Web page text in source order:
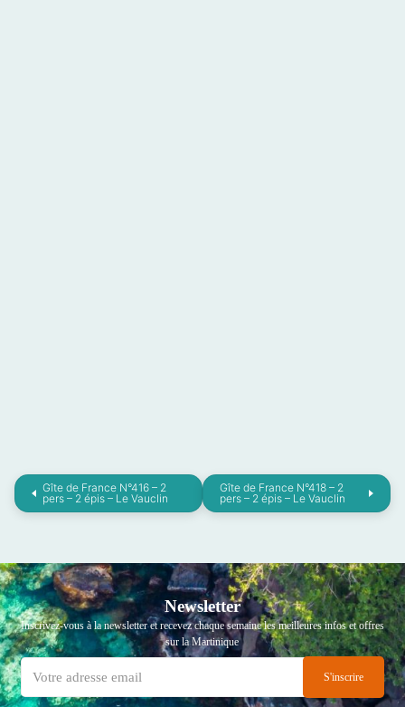
Gîte de France N°416 – 2
pers – 2 épis – Le Vauclin
Gîte de France N°418 – 2
pers – 2 épis – Le Vauclin
Newsletter
Inscrivez-vous à la newsletter et recevez chaque semaine les meilleures infos et offres
sur la Martinique